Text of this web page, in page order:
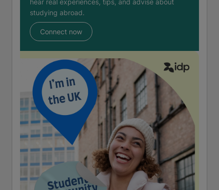
hear real experiences, tips, and advise about
studying abroad.
Connect now